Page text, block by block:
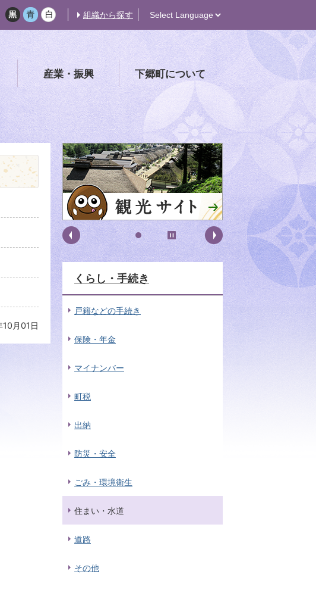
組織から探す
産業・振興 下郷町について
月01日
くらし・手続き
戸籍などの手続き
保険・年金
マイナンバー
町税
出納
防災・安全
ごみ・環境衛生
住まい・水道
道路
その他